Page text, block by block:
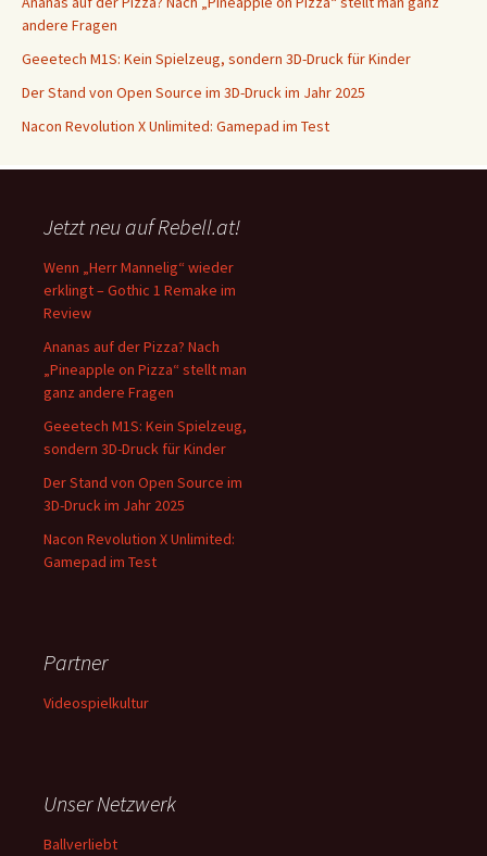
andere Fragen
Geeetech M1S: Kein Spielzeug, sondern 3D-Druck für Kinder
Der Stand von Open Source im 3D-Druck im Jahr 2025
Nacon Revolution X Unlimited: Gamepad im Test
Jetzt neu auf Rebell.at!
Wenn „Herr Mannelig“ wieder
erklingt – Gothic 1 Remake im
Review
Ananas auf der Pizza? Nach
„Pineapple on Pizza“ stellt man
ganz andere Fragen
Geeetech M1S: Kein Spielzeug,
sondern 3D-Druck für Kinder
Der Stand von Open Source im
3D-Druck im Jahr 2025
Nacon Revolution X Unlimited:
Gamepad im Test
Partner
Videospielkultur
Unser Netzwerk
Ballverliebt